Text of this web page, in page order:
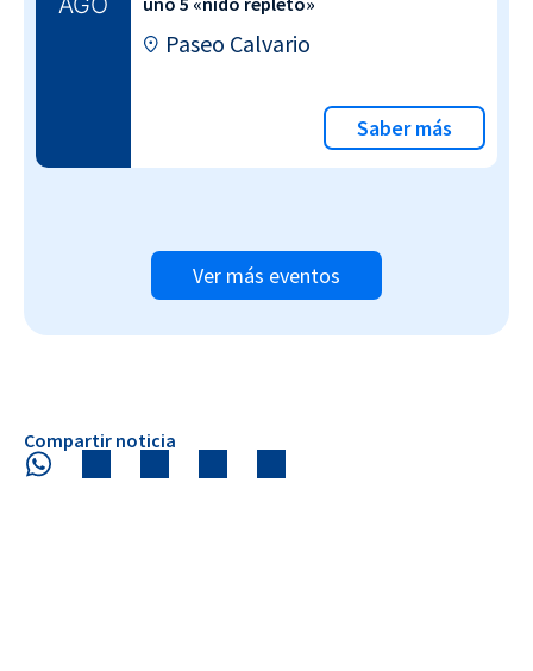
Paseo Calvario
Saber más
Ver más eventos
Compartir noticia